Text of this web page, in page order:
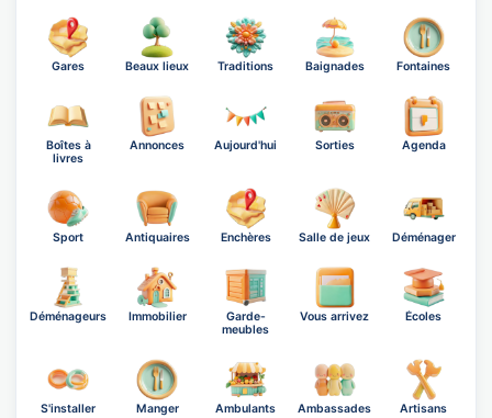
Gares Beaux lieux Traditions Baignades Fontaines
Boîtes à
livres
Annonces Aujourd'hui Sorties Agenda
Sport Antiquaires Enchères Salle de jeux Déménager
Déménageurs Immobilier
Garde-
meubles
Vous arrivez Écoles
S'installer Manger Ambulants Ambassades Artisans